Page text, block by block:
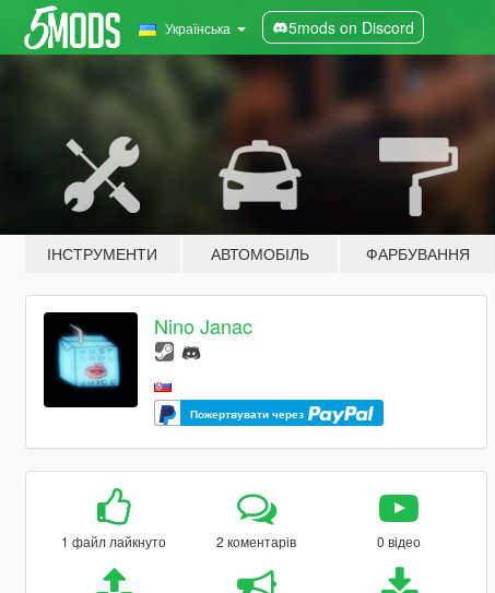
Українська 5mods on Discord
ІНСТРУМЕНТИ АВТОМОБІЛЬ ФАРБУВАННЯ
Nino Janac
Пожертвувати через
1 файл лайкнуто 2 коментарів 0 відео